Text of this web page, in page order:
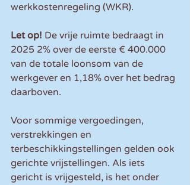
werkkostenregeling (WKR).
Let op! De vrije ruimte bedraagt in
2025 2% over de eerste € 400.000
van de totale loonsom van de
werkgever en 1,18% over het bedrag
daarboven.
Voor sommige vergoedingen,
verstrekkingen en
terbeschikkingstellingen gelden ook
gerichte vrijstellingen. Als iets
gericht is vrijgesteld, is het onder